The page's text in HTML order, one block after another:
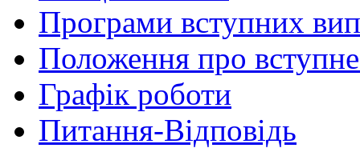
Програми вступних
Положення про
Графік роботи
Питання-Відповідь